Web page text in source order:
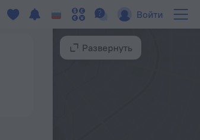
Войти
Развернуть